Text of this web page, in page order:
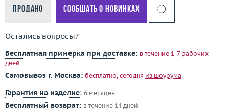
Продано Сообщать о новинках
Остались вопросы?
Бесплатная примерка при доставке: в течение 1-7 рабочих
дней
Самовывоз г. Москва: бесплатно, сегодня из шоурума
Гарантия на изделие: 6 месяцев
Бесплатный возврат: в течение 14 дней